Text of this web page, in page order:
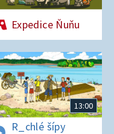
Expedice Ňuňu
13:00
R_chlé šípy